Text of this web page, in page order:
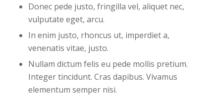
Donec pede justo, fringilla vel, aliquet nec,
vulputate eget, arcu.
In enim justo, rhoncus ut, imperdiet a,
venenatis vitae, justo.
Nullam dictum felis eu pede mollis pretium.
Integer tincidunt. Cras dapibus. Vivamus
elementum semper nisi.